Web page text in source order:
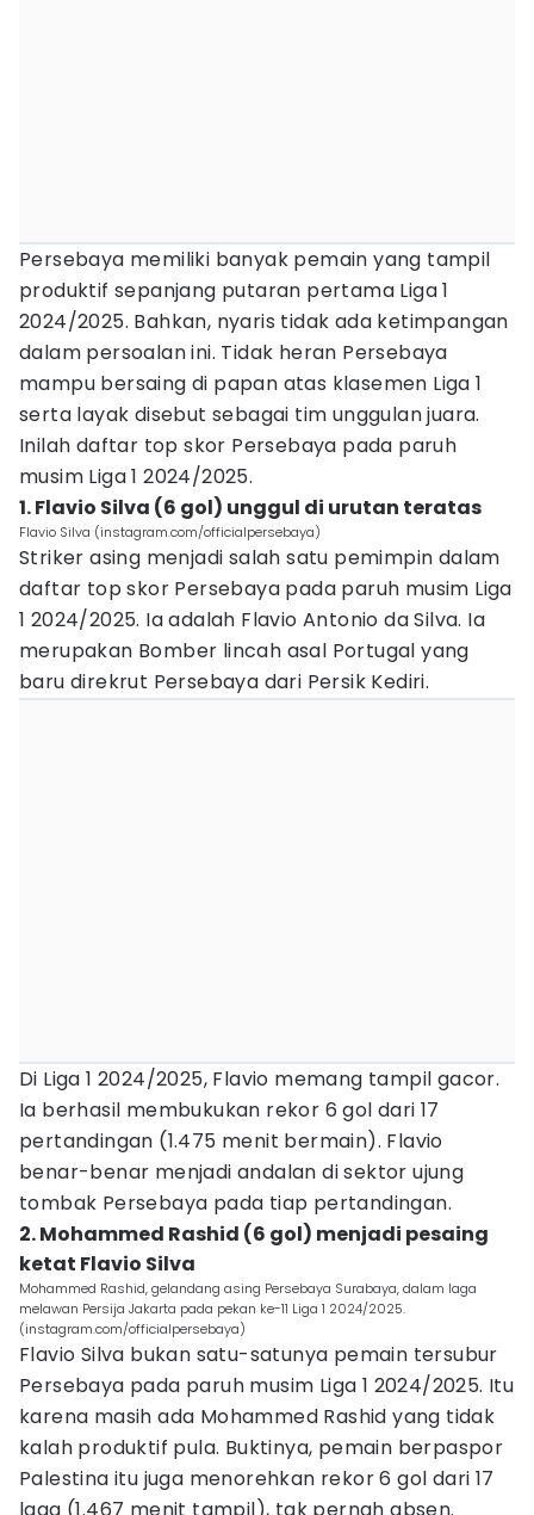
Persebaya memiliki banyak pemain yang tampil
produktif sepanjang putaran pertama Liga 1
2024/2025. Bahkan, nyaris tidak ada ketimpangan
dalam persoalan ini. Tidak heran Persebaya
mampu bersaing di papan atas klasemen Liga 1
serta layak disebut sebagai tim unggulan juara.
Inilah daftar top skor Persebaya pada paruh
musim Liga 1 2024/2025.
1. Flavio Silva (6 gol) unggul di urutan teratas
Flavio Silva (instagram.com/officialpersebaya)
Striker asing menjadi salah satu pemimpin dalam
daftar top skor Persebaya pada paruh musim Liga
1 2024/2025. Ia adalah Flavio Antonio da Silva. Ia
merupakan Bomber lincah asal Portugal yang
baru direkrut Persebaya dari Persik Kediri.
Di Liga 1 2024/2025, Flavio memang tampil gacor.
Ia berhasil membukukan rekor 6 gol dari 17
pertandingan (1.475 menit bermain). Flavio
benar-benar menjadi andalan di sektor ujung
tombak Persebaya pada tiap pertandingan.
2. Mohammed Rashid (6 gol) menjadi pesaing
ketat Flavio Silva
Mohammed Rashid, gelandang asing Persebaya Surabaya, dalam laga
melawan Persija Jakarta pada pekan ke-11 Liga 1 2024/2025.
(instagram.com/officialpersebaya)
Flavio Silva bukan satu-satunya pemain tersubur
Persebaya pada paruh musim Liga 1 2024/2025. Itu
karena masih ada Mohammed Rashid yang tidak
kalah produktif pula. Buktinya, pemain berpaspor
Palestina itu juga menorehkan rekor 6 gol dari 17